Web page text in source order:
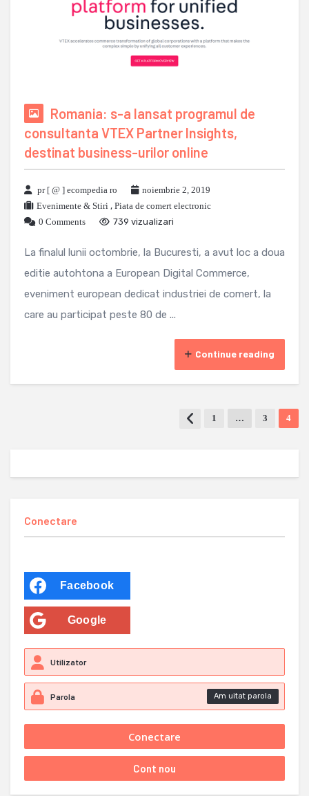
Romania: s-a lansat programul de
consultanta VTEX Partner Insights,
destinat business-urilor online
pr [ @ ] ecompedia ro
noiembrie 2, 2019
Evenimente & Stiri , Piata de comert electronic
0 Comments
739 vizualizari
La finalul lunii octombrie, la Bucuresti, a avut loc a doua
editie autohtona a European Digital Commerce,
eveniment european dedicat industriei de comert, la
care au participat peste 80 de ...
Continue reading
1 … 3 4
Conectare
Facebook
Google
Am uitat parola